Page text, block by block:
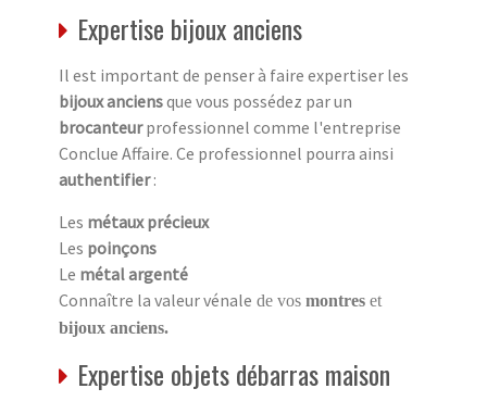
Expertise bijoux anciens
Il est important de penser à faire expertiser les
bijoux anciensque vous possédez par un
brocanteurprofessionnel comme l'entreprise
Conclue Affaire. Ce professionnel pourra ainsi
authentifier:
Les métaux précieux
Les poinçons
Le métal argenté
Connaître la valeur vénale de vos montres et
bijoux anciens.
Expertise objets débarras maison